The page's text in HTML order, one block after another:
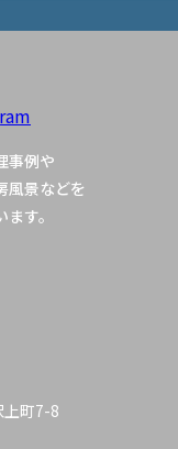
事例や
風景などを
す。
上町7-8